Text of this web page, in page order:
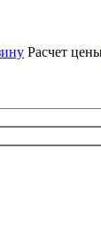
Расчет